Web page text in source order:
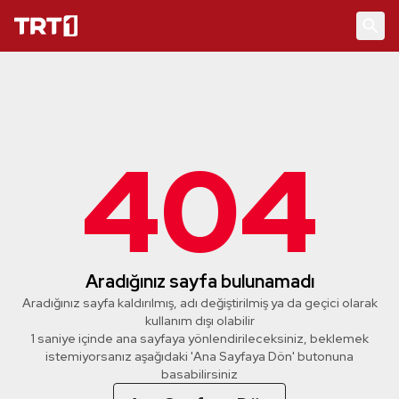
404
Aradığınız sayfa bulunamadı
Aradığınız sayfa kaldırılmış, adı değiştirilmiş ya da geçici olarak
kullanım dışı olabilir
1 saniye içinde ana sayfaya yönlendirileceksiniz, beklemek
istemiyorsanız aşağıdaki 'Ana Sayfaya Dön' butonuna
basabilirsiniz